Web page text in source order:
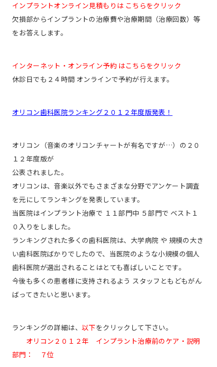
インプラントオンライン見積もりは こちらをクリック
欠損部からインプラントの治療費や治療期間（治療回数）等
をお答えします。
インターネット・オンライン予約 はこちらをクリック
休診日でも２４時間 オンラインで予約が行えます。
オリコン歯科医院ランキング２０１２年度版発表！
オリコン（音楽のオリコンチャートが有名ですが…）の２０
１２年度版が
公表されました。
オリコンは、音楽以外でもさまざまな分野でアンケート調査
を元にしてランキングを発表しています。
当医院はインプラント治療で １１部門中 ５部門で ベスト１
０入りをしました。
ランキングされた多くの歯科医院は、大学病院 や 規模の大き
い歯科医院ばかりでしたので、当医院のような小規模の個人
歯科医院が選出されることはとても喜ばしいことです。
今後も多くの患者様に支持されるよう スタッフともどもがん
ばってきたいと思います。
ランキングの詳細は、 以下をクリックして下さい。
オリコン２０１２年 インプラント治療前のケア・説明
部門： ７位